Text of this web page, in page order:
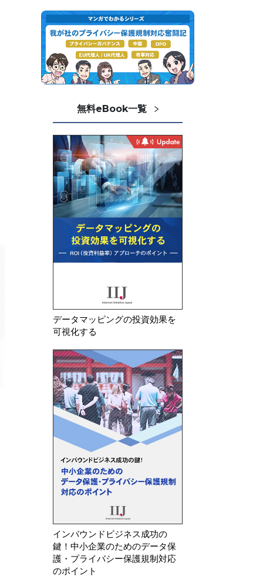
無料eBook一覧
データマッピングの投資効果を
可視化する
インバウンドビジネス成功の
鍵！中小企業のためのデータ保
護・プライバシー保護規制対応
のポイント